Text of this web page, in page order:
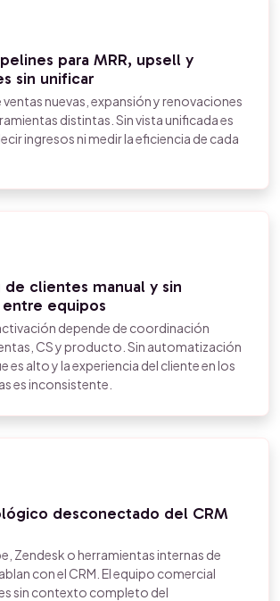
para MRR, upsell y
sin unificar
nuevas, expansión y renovaciones
distintas. Sin vista unificada es
ingresos ni medir la eficiencia de cada
clientes manual y sin
equipos
depende de coordinación
CS y producto. Sin automatización
es alto y la experiencia del cliente en los
es inconsistente.
desconectado del CRM
Zendesk o herramientas internas de
con el CRM. El equipo comercial
sin contexto completo del